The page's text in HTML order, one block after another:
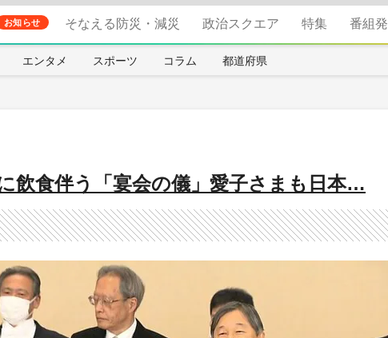
お知らせ そなえる防災・減災 政治スクエア 特集 番組発
エンタメ スポーツ コラム 都道府県
飲食伴う「宴会の儀」愛子さまも日本…